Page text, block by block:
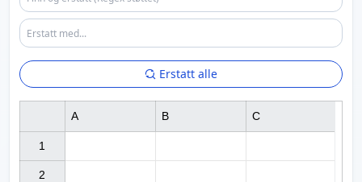
Erstatt alle
1
2
A B C